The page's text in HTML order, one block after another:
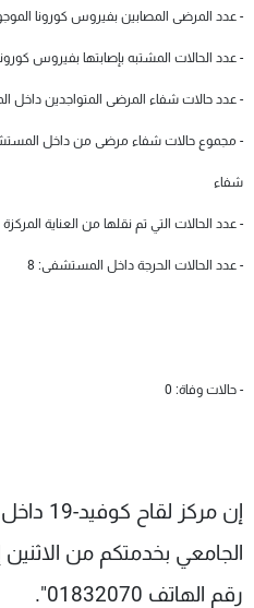
- عدد المرضى المصابين بفيروس كورونا
- عدد الحالات المشتبه بإصابتها بفيروس كورونا خلال ال24
- عدد حالات شفاء المرضى المتواجدين داخل المستشفى
شفاء
- عدد الحالات التي تم نقلها من العناية
- عدد الحالات الحرجة داخل المستشفى: 8
- حالات وفاة: 0
إن
الجامعي بخدمتكم من
رقم الهاتف 01832070".